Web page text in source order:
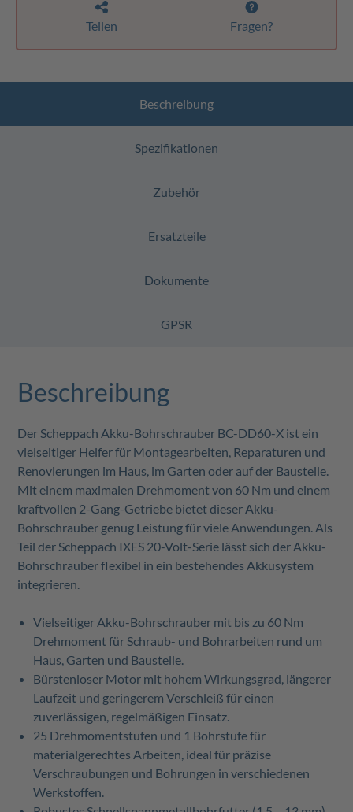
Teilen Fragen?
Beschreibung
Spezifikationen
Zubehör
Ersatzteile
Dokumente
GPSR
Beschreibung
Der Scheppach Akku-Bohrschrauber BC-DD60-X ist ein
vielseitiger Helfer für Montagearbeiten, Reparaturen und
Renovierungen im Haus, im Garten oder auf der Baustelle.
Mit einem maximalen Drehmoment von 60 Nm und einem
kraftvollen 2-Gang-Getriebe bietet dieser Akku-
Bohrschrauber genug Leistung für viele Anwendungen. Als
Teil der Scheppach IXES 20-Volt-Serie lässt sich der Akku-
Bohrschrauber flexibel in ein bestehendes Akkusystem
integrieren.
Vielseitiger Akku-Bohrschrauber mit bis zu 60 Nm
Drehmoment für Schraub- und Bohrarbeiten rund um
Haus, Garten und Baustelle.
Bürstenloser Motor mit hohem Wirkungsgrad, längerer
Laufzeit und geringerem Verschleiß für einen
zuverlässigen, regelmäßigen Einsatz.
25 Drehmomentstufen und 1 Bohrstufe für
materialgerechtes Arbeiten, ideal für präzise
Verschraubungen und Bohrungen in verschiedenen
Werkstoffen.